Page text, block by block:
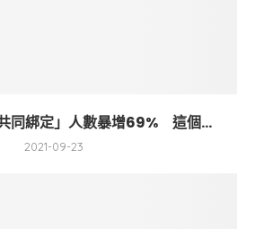
同綁定」人數暴增69% 這個...
2021-09-23